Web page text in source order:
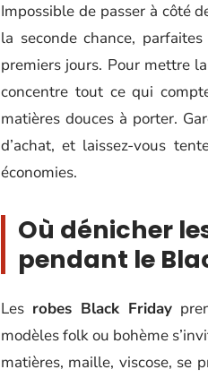
Impossible de passer à côté
la seconde chance,
premiers jours. Pour mettre
concentre tout ce qui
matières douces à porter.
d’achat, et laissez-vous
économies.
Où dénicher
pendant le
Les robes Black Friday
modèles folk ou bohème
matières, maille, viscose, se